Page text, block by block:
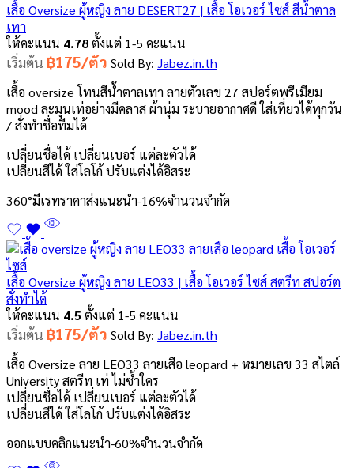
เสื้อ Oversize ผู้หญิง ลาย DESERT27 | เสื้อ โอเวอร์ ไซส์ สีน้ำตาล
เทา
ให้คะแนน 4.78ตั้งแต่ 1-5 คะแนน
เริ่มต้น ฿175/ตัว Sold By: Jabez.in.th
เสื้อ oversize โทนสีน้ำตาลเทา ลายตัวเลข 27 สปอร์ตพรีเมียม
mood ละมุนเท่อย่างมีคลาส ผ้านุ่ม ระบายอากาศดี ใส่เที่ยวได้ทุกวัน
/ สั่งทำชื่อทีมได้
เปลี่ยนชื่อได้ เปลี่ยนเบอร์ แต่ละตัวได้
เปลี่ยนสีได้ ใส่โลโก้ ปรับแต่งได้อิสระ
360°มีเรทราคาส่งแนะนำ-16%จำนวนจำกัด
เสื้อ Oversize ผู้หญิง ลาย LEO33 | เสื้อ โอเวอร์ ไซส์ สตรีท สปอร์ต
สั่งทำได้
ให้คะแนน 4.5 ตั้งแต่ 1-5 คะแนน
เริ่มต้น ฿175/ตัว Sold By: Jabez.in.th
เสื้อ Oversize ลาย LEO33 ลายเสือ leopard + หมายเลข 33 สไตล์
University สตรีท เท่ ไม่ซ้ำใคร
เปลี่ยนชื่อได้ เปลี่ยนเบอร์ แต่ละตัวได้
เปลี่ยนสีได้ ใส่โลโก้ ปรับแต่งได้อิสระ
ออกแบบคลิกแนะนำ-60%จำนวนจำกัด